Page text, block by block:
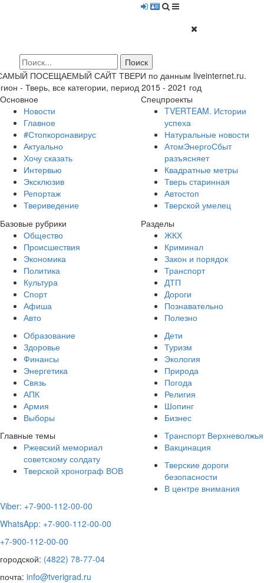
ПОСЕЩАЕМЫЙ САЙТ ТВЕРИ по данным liveinternet.ru.
- Тверь, все категории, период 2015 - 2021 год
Основное
Новости
Главное
#Стопкоронавирус
Актуально
Хочу сказать
Интервью
Эксклюзив
Репортаж
Твериведение
Спецпроекты
TVERTEAM. Истории
успеха
Натуральные новости
АтомЭнергоСбыт
разъясняет
Квадратные метры
Тверь старинная
Автостоп
Тверской умелец
Базовые рубрики
Общество
Происшествия
Экономика
Политика
Культура
Спорт
Афиша
Авто
Разделы
ЖКХ
Криминал
Закон и порядок
Транспорт
ДТП
Дороги
Познавательно
Полезно
Образование
Здоровье
Финансы
Энергетика
Связь
АПК
Армия
Выборы
Дети
Туризм
Экология
Природа
Погода
Религия
Шопинг
Бизнес
Главные темы
Ржевский мемориал
советскому солдату
Тверской хронограф ВОВ
Транспорт Верхневолжья
Вакцинация
Тверские дороги
безопасности
В центре внимания
Viber: +7-900-112-00-00
WhatsApp: +7-900-112-00-00
+7-900-112-00-00
городской: (4822) 78-77-04
почта: info@tverigrad.ru